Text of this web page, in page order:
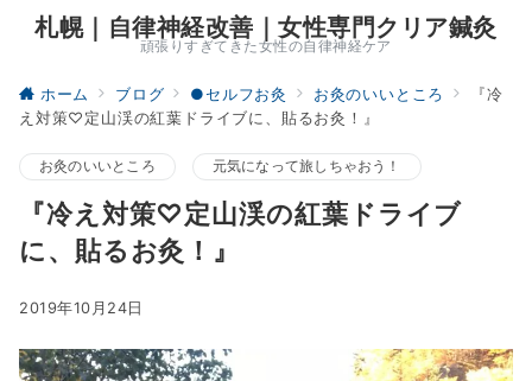
札幌｜自律神経改善｜女性専門クリア鍼灸
頑張りすぎてきた女性の自律神経ケア
ホーム ブログ ●セルフお灸 お灸のいいところ
『冷
え対策♡定山渓の紅葉ドライブに、貼るお灸！』
お灸のいいところ 元気になって旅しちゃおう！
『冷え対策♡定山渓の紅葉ドライブ
に、貼るお灸！』
2019年10月24日